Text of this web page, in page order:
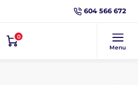
604 566 672
0
Menu